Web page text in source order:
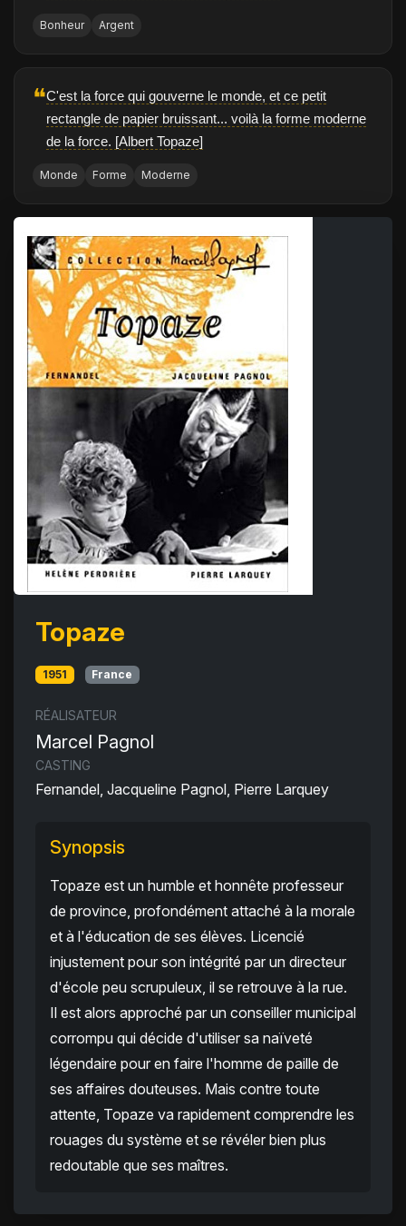
Bonheur Argent
❝C'est la force qui gouverne le monde, et ce petit
rectangle de papier bruissant... voilà la forme moderne
de la force. [Albert Topaze]
Monde Forme Moderne
Topaze
1951 France
RÉALISATEUR
Marcel Pagnol
CASTING
Fernandel, Jacqueline Pagnol, Pierre Larquey
Synopsis
Topaze est un humble et honnête professeur
de province, profondément attaché à la morale
et à l'éducation de ses élèves. Licencié
injustement pour son intégrité par un directeur
d'école peu scrupuleux, il se retrouve à la rue.
Il est alors approché par un conseiller municipal
corrompu qui décide d'utiliser sa naïveté
légendaire pour en faire l'homme de paille de
ses affaires douteuses. Mais contre toute
attente, Topaze va rapidement comprendre les
rouages du système et se révéler bien plus
redoutable que ses maîtres.